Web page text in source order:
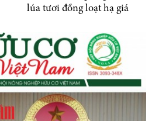
lúa tươi đồng loạt hạ giá